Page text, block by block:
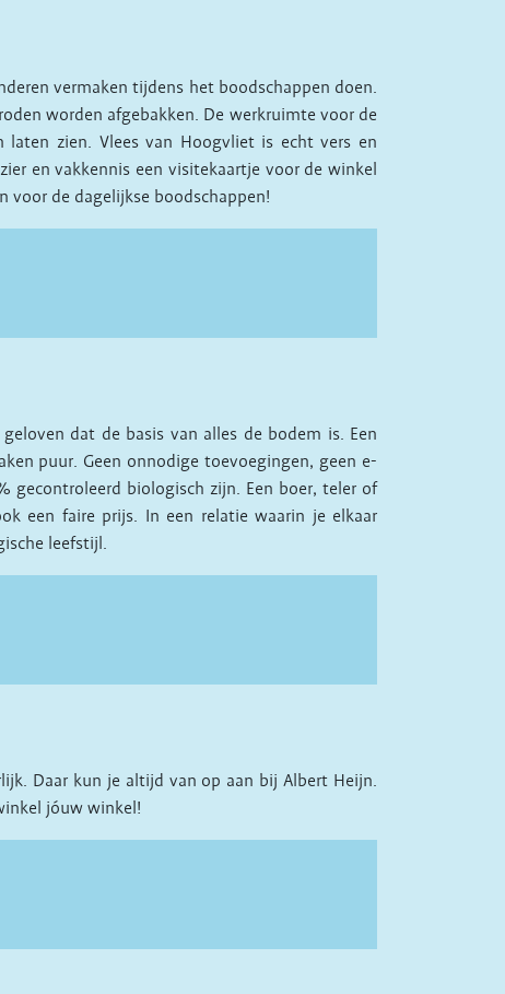
vermaken tijdens het boodschappen doen.
worden afgebakken. De werkruimte voor de
zien. Vlees van Hoogvliet is echt vers en
en vakkennis een visitekaartje voor de winkel
voor de dagelijkse boodschappen!
dat de basis van alles de bodem is. Een
puur. Geen onnodige toevoegingen, geen e-
gecontroleerd biologisch zijn. Een boer, teler of
een faire prijs. In een relatie waarin je elkaar
leefstijl.
Daar kun je altijd van op aan bij Albert Heijn.
jóuw winkel!